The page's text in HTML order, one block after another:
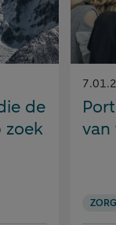
de
zoek
op:
ZORG